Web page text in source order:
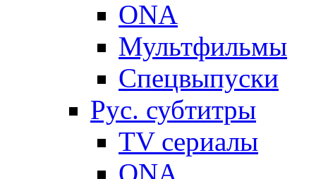
ONA
Мультфильмы
Спецвыпуски
Рус. субтитры
TV сериалы
ONA